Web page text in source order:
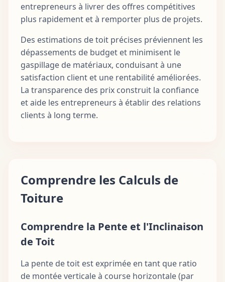
entrepreneurs à livrer des offres compétitives
plus rapidement et à remporter plus de projets.
Des estimations de toit précises préviennent les
dépassements de budget et minimisent le
gaspillage de matériaux, conduisant à une
satisfaction client et une rentabilité améliorées.
La transparence des prix construit la confiance
et aide les entrepreneurs à établir des relations
clients à long terme.
Comprendre les Calculs de
Toiture
Comprendre la Pente et l'Inclinaison
de Toit
La pente de toit est exprimée en tant que ratio
de montée verticale à course horizontale (par